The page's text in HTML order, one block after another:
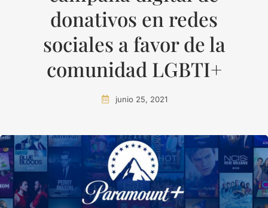
donativos en redes
sociales a favor de la
comunidad LGBTI+
junio 25, 2021